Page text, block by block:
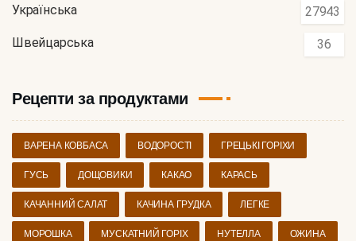
Українська 27943
Швейцарська 36
Рецепти за продуктами
ВАРЕНА КОВБАСА ВОДОРОСТІ ГРЕЦЬКІ ГОРІХИ
ГУСЬ ДОЩОВИКИ КАКАО КАРАСЬ
КАЧАННИЙ САЛАТ КАЧИНА ГРУДКА ЛЕГКЕ
МОРОШКА МУСКАТНИЙ ГОРІХ НУТЕЛЛА ОЖИНА